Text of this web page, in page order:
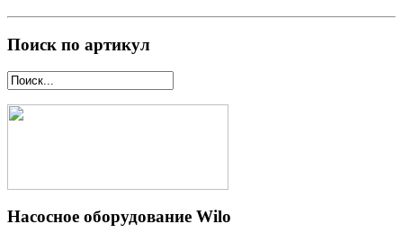
Поиск по артикул
Насосное оборудование Wilo